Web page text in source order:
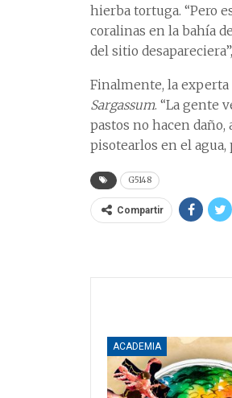
hierba tortuga. “Pero
coralinas en la bahía
del sitio
Finalmente, la experta
Sargassum. “La gente
pastos no hacen
pisotearlos en el agua,
G5148
Compartir
ACADEMIA